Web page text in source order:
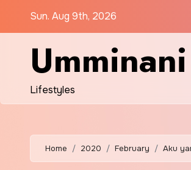
Sun. Aug 9th, 2026
Umminani
Lifestyles
Home 2020 February Aku